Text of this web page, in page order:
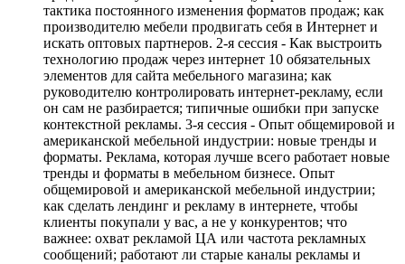
тактика постоянного изменения форматов продаж; как
производителю мебели продвигать себя в Интернет и
искать оптовых партнеров. 2-я сессия - Как выстроить
технологию продаж через интернет 10 обязательных
элементов для сайта мебельного магазина; как
руководителю контролировать интернет-рекламу, если
он сам не разбирается; типичные ошибки при запуске
контекстной рекламы. 3-я сессия - Опыт общемировой и
американской мебельной индустрии: новые тренды и
форматы. Реклама, которая лучше всего работает новые
тренды и форматы в мебельном бизнесе. Опыт
общемировой и американской мебельной индустрии;
как сделать лендинг и рекламу в интернете, чтобы
клиенты покупали у вас, а не у конкурентов; что
важнее: охват рекламой ЦА или частота рекламных
сообщений; работают ли старые каналы рекламы и